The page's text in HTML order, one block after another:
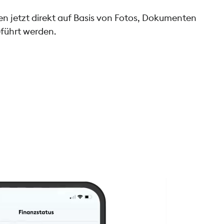
jetzt direkt auf Basis von Fotos, Dokumenten
werden.